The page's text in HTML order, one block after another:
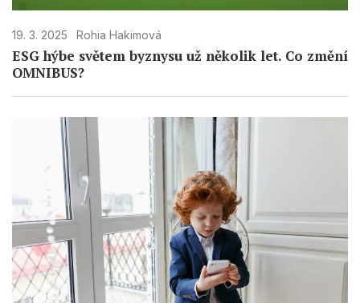
19. 3. 2025 Rohia Hakimová
ESG hýbe světem byznysu už několik let. Co změní
OMNIBUS?